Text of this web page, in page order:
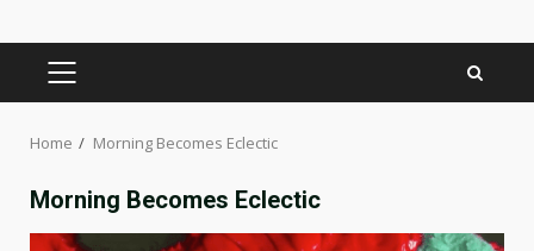
PRIMARY
Home Morning Becomes Eclectic
Morning Becomes Eclectic